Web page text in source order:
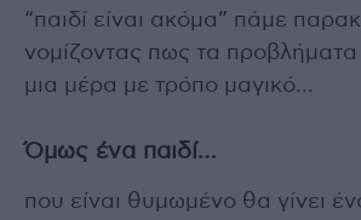
“παιδί είναι ακόμα” πάμε
νομίζοντας πως τα
μια μέρα με τρόπο μαγικό…
Όμως ένα παιδί…
που είναι θυμωμένο θα γίνει